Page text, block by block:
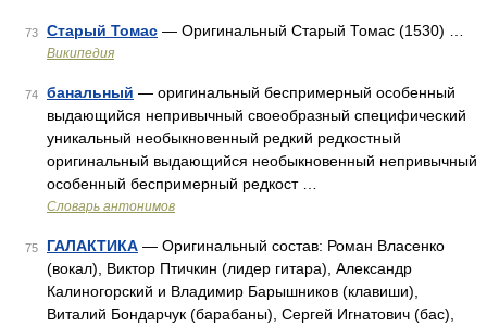
73 Старый Томас — Оригинальный Старый Томас (1530) …
Википедия
74 банальный — оригинальный беспримерный особенный
выдающийся непривычный своеобразный специфический
уникальный необыкновенный редкий редкостный
оригинальный выдающийся необыкновенный непривычный
особенный беспримерный редкост …
Словарь антонимов
75 ГАЛАКТИКА — Оригинальный состав: Роман Власенко
(вокал), Виктор Птичкин (лидер гитара), Александр
Калиногорский и Владимир Барышников (клавиши),
Виталий Бондарчук (барабаны), Сергей Игнатович (бас),